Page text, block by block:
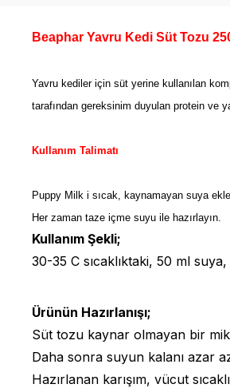
Beaphar Yavru Kedi Süt Tozu
Yavru kediler için süt yerine kullanılan
tarafından gereksinim duyulan protein ve
Kullanım Talimatı
Puppy Milk i sıcak, kaynamayan suya
Her zaman taze içme suyu ile hazırlayın.
Kullanım Şekli;
30-35 C sıcaklıktaki, 50 ml
Ürünün Hazırlanışı;
Süt tozu kaynar olmayan bir
Daha sonra suyun kalanı azar
Hazırlanan karışım, vücut